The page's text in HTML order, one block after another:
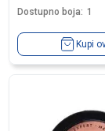
Dostupno boja: 1
Kupi